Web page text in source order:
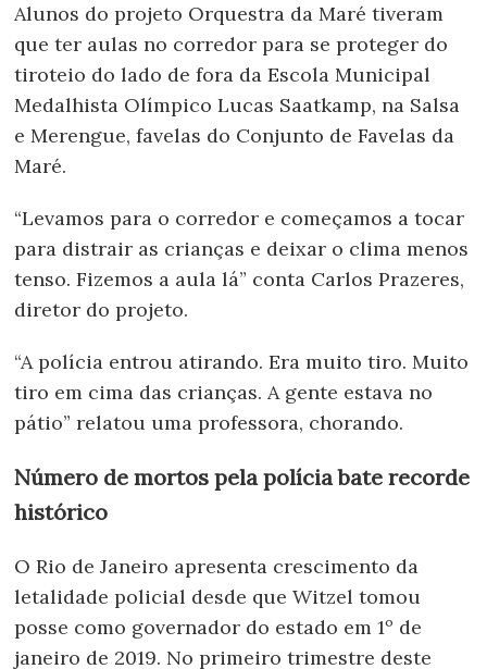
Alunos do projeto Orquestra da Maré tiveram
que ter aulas no corredor para se proteger do
tiroteio do lado de fora da Escola Municipal
Medalhista Olímpico Lucas Saatkamp, na Salsa
e Merengue, favelas do Conjunto de Favelas da
Maré.
“Levamos para o corredor e começamos a tocar
para distrair as crianças e deixar o clima menos
tenso. Fizemos a aula lá” conta Carlos Prazeres,
diretor do projeto.
“A polícia entrou atirando. Era muito tiro. Muito
tiro em cima das crianças. A gente estava no
pátio” relatou uma professora, chorando.
Número de mortos pela polícia bate recorde
histórico
O Rio de Janeiro apresenta crescimento da
letalidade policial desde que Witzel tomou
posse como governador do estado em 1º de
janeiro de 2019. No primeiro trimestre deste